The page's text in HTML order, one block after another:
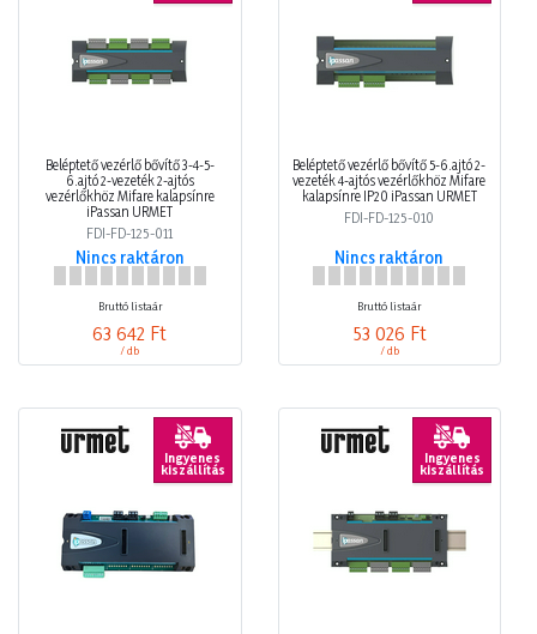
Beléptető vezérlő bővítő 3-4-5-
6.ajtó 2-vezeték 2-ajtós
vezérlőkhöz Mifare kalapsínre
iPassan URMET
FDI-FD-125-011
Nincs raktáron
Bruttó listaár
63 642 Ft
/ db
Beléptető vezérlő bővítő 5-6.ajtó 2-
vezeték 4-ajtós vezérlőkhöz Mifare
kalapsínre IP20 iPassan URMET
FDI-FD-125-010
Nincs raktáron
Bruttó listaár
53 026 Ft
/ db
Ingyenes
kiszállítás
Ingyenes
kiszállítás